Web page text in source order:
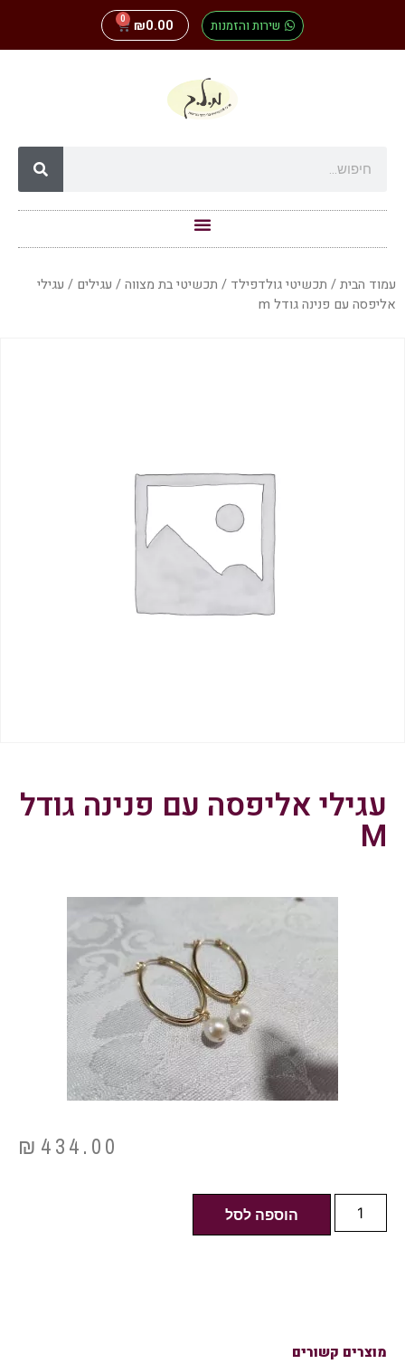
שירות והזמנות ₪0.00
0
עמוד הבית/ תכשיטי גולדפילד / תכשיטי בת מצווה/ עגילים / עגילי
אליפסה עם פנינה גודל m
עגילי אליפסה עם פנינה גודל
M
₪ 434.00
הוספה לסל
מוצרים קשורים